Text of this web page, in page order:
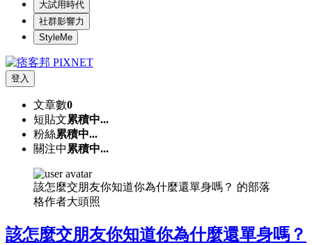
大試用時代
社群影響力
StyleMe
登入
文章數0
短貼文累積中...
粉絲累積中...
關注中 累積中...
該怎麼交朋友你知道你為什麼還單身嗎？ 的部落
格作者大頭照
該怎麼交朋友你知道你為什麼還單身嗎？